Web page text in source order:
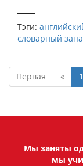
Тэги:
словарный
Первая « 1
Мы заняты
мы